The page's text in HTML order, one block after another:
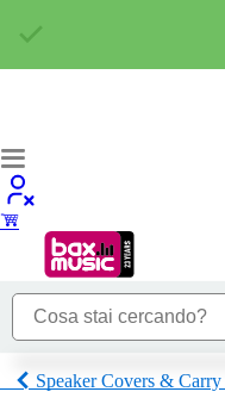
Speaker Covers & Carry